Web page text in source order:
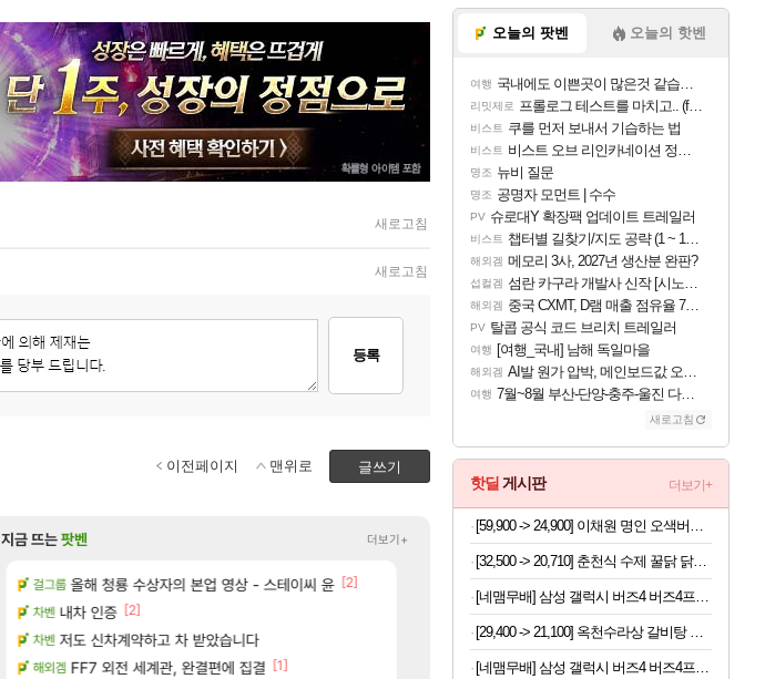
새로고침
새로고침
등록
글쓰기
이전페이지 맨위로
로아 ㅇㅂ) 쫀지 채팅창 ㅋㅋㅋㅋㅋㅋㅋㅋㅋㅋㅋ [45]
메이플 메이플 렉걸리는 애들은 참고해라
메이플 “ 경기도 사실상 부도. ” [244]
FCO 와ㅅㅂ 현질 금액 1억이 넘네요..다들 꼭 해보십셔ㅁㅊ
오늘 갑자기 떡상한 팔찌옵션 [33]
리니지M 오 0.1% 뚫었다 [9]
에마삼 6억컷ㅋㅋㅋ [64]
[벨가르딘] 나이트메어 클리어 TOP10 알려드립니다.
지금 뜨는팟벤 더보기+
걸그룹 올해 청룡 수상자의 본업 영상 - 스테이씨 윤 [2]
차벤 내차 인증 [2]
차벤 저도 신차계약하고 차 받았습니다
해외겜 FF7 외전 세계관, 완결편에 집결 [1]
섭컬겜 섬란 카구라 개발사 신작 [시노비 넥서스] 연내 출시
섭컬겜 넷마블, 신작 서브컬쳐 게임 [펄 인 블루] 티저 사이트
아주프로 4컷 만화 | 야간 보초는 너무 힘들어
비스트 챕터별 길찾기/지도 공략 (1 ~ 12장)
오늘의 팟벤 오늘의 핫벤
여행 국내에도 이쁜곳이 많은것 같습니다
리밋제로 프롤로그 테스트를 마치고.. (feat. 리아)
비스트 쿠를 먼저 보내서 기습하는 법
비스트 비스트 오브 리인카네이션 정보/공략글 모음
명조 뉴비 질문
명조 공명자 모먼트 | 수수
PV 슈로대Y 확장팩 업데이트 트레일러
비스트 챕터별 길찾기/지도 공략 (1 ~ 12장)
해외겜 메모리 3사, 2027년 생산분 완판?
섭컬겜 섬란 카구라 개발사 신작 [시노비 넥서스] 연내 출시 예정
해외겜 중국 CXMT, D램 매출 점유율 7%…글로벌 4위로 부상
PV 탈콥 공식 코드 브리치 트레일러
여행 [여행_국내] 남해 독일마을
해외겜 AI발 원가 압박, 메인보드값 오르나
여행 7월~8월 부산-단양-충주-울진 다녀왔어요~
새로고침
핫딜 게시판 더보기+
[32,500 -> 20,710] 춘천식 수제 꿀닭 닭갈비 1kg x 2개
[네맴무배] 삼성 갤럭시 버즈4 버즈4프로 케이스 레트로 픽셀 숲(크림)